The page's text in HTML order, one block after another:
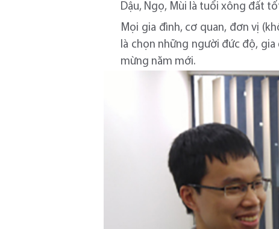
Dậu, Ngọ, Mùi là tuổi xông đất
Mọi gia đình, cơ quan, đơn vị
là chọn những người đức độ,
mừng năm mới.